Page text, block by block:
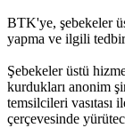
BTK'ye, şebekeler
yapma ve ilgili
Şebekeler üstü
kurdukları anonim
temsilcileri vasıtası
çerçevesinde